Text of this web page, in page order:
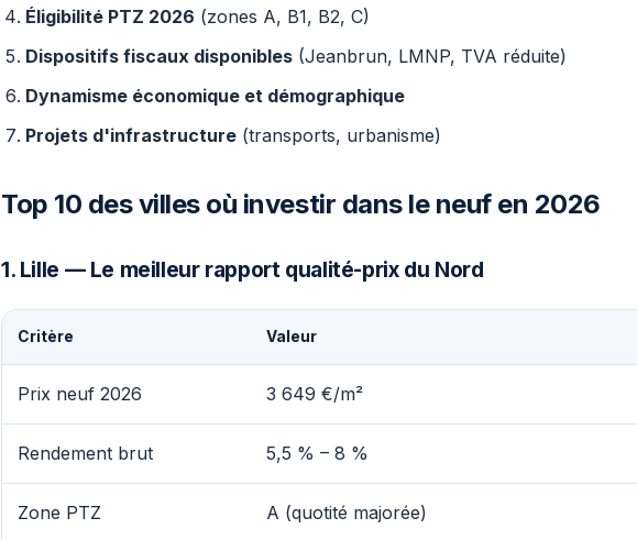
Éligibilité PTZ 2026 (zones A, B1, B2, C)
Dispositifs fiscaux disponibles (Jeanbrun, LMNP, TVA réduite)
Dynamisme économique et démographique
Projets d'infrastructure (transports, urbanisme)
Top 10 des villes où investir dans le neuf en 2026
1. Lille — Le meilleur rapport qualité-prix du Nord
Critère Valeur
Prix neuf 2026 3 649 €/m²
Rendement brut 5,5 % – 8 %
Zone PTZ A (quotité majorée)